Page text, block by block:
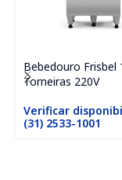
Bebedouro Frisbel
Torneiras 220V
Verificar
(31) 2533-1001